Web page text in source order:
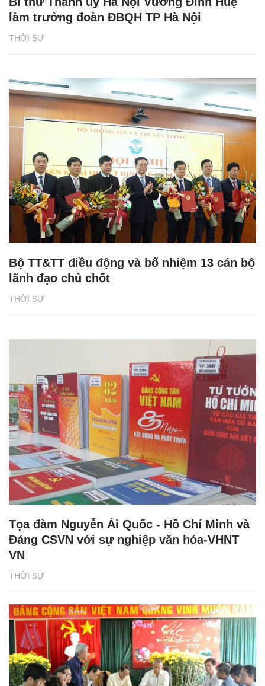
THỜI SỰ
làm trưởng đoàn ĐBQH TP Hà Nội
THỜI SỰ
Bộ TT&TT điều động và bổ nhiệm 13 cán bộ
lãnh đạo chủ chốt
THỜI SỰ
Tọa đàm Nguyễn Ái Quốc - Hồ Chí Minh và
Đảng CSVN với sự nghiệp văn hóa-VHNT
VN